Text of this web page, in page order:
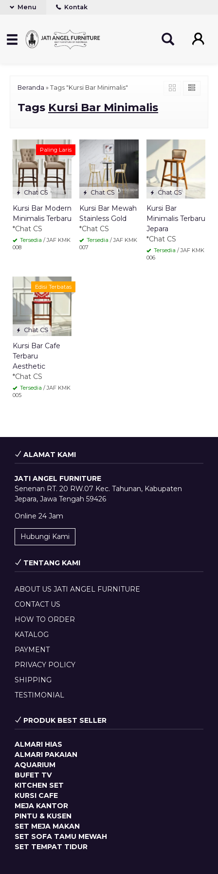
Menu Kontak
Beranda » Tags "Kursi Bar Minimalis"
Tags Kursi Bar Minimalis
Chat CS
Paling Laris
Kursi Bar Modern
Minimalis Terbaru
*Chat CS
Tersedia / JAF KMK
008
Chat CS
Kursi Bar Mewah
Stainless Gold
*Chat CS
Tersedia / JAF KMK
007
Chat CS
Kursi Bar
Minimalis Terbaru
Jepara
*Chat CS
Tersedia / JAF KMK
006
Chat CS
Edisi Terbatas
Kursi Bar Cafe
Terbaru
Aesthetic
*Chat CS
Tersedia / JAF KMK
005
ALAMAT KAMI
JATI ANGEL FURNITURE
Senenan RT. 20 RW.07 Kec. Tahunan, Kabupaten
Jepara, Jawa Tengah 59426
Online 24 Jam
Hubungi Kami
TENTANG KAMI
ABOUT US JATI ANGEL FURNITURE
CONTACT US
HOW TO ORDER
KATALOG
PAYMENT
PRIVACY POLICY
SHIPPING
TESTIMONIAL
PRODUK BEST SELLER
ALMARI HIAS
ALMARI PAKAIAN
AQUARIUM
BUFET TV
KITCHEN SET
KURSI CAFE
MEJA KANTOR
PINTU & KUSEN
SET MEJA MAKAN
SET SOFA TAMU MEWAH
SET TEMPAT TIDUR